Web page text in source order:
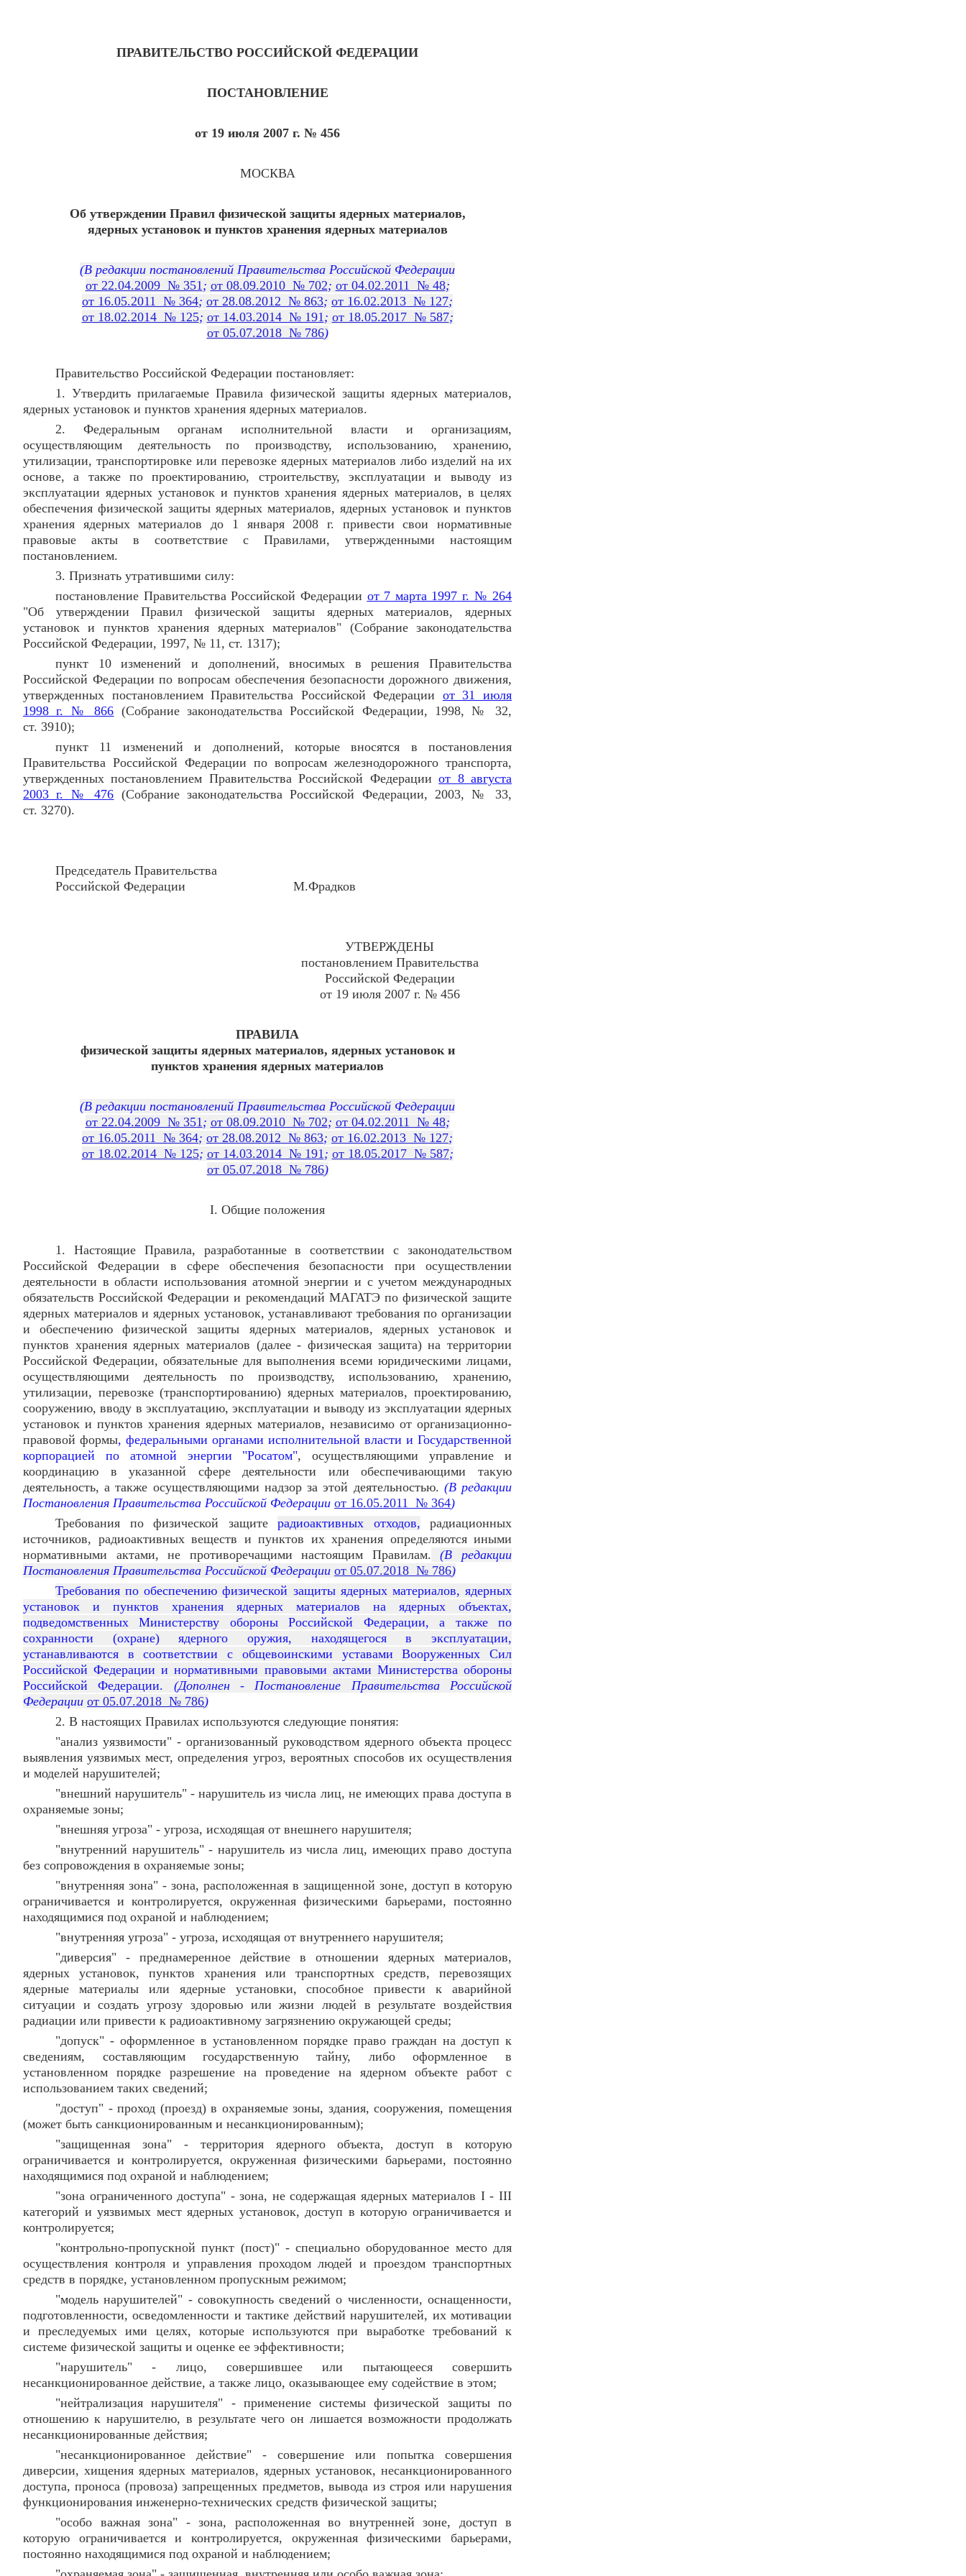
ПРАВИТЕЛЬСТВО РОССИЙСКОЙ ФЕДЕРАЦИИ
ПОСТАНОВЛЕНИЕ
от 19 июля 2007 г. № 456
МОСКВА
Об утверждении Правил физической защиты ядерных материалов,
ядерных установок и пунктов хранения ядерных материалов
(В редакции постановлений Правительства Российской Федерации
от 22.04.2009 № 351; от 08.09.2010 № 702; от 04.02.2011 № 48;
от 16.05.2011 № 364; от 28.08.2012 № 863; от 16.02.2013 № 127;
от 18.02.2014 № 125; от 14.03.2014 № 191; от 18.05.2017 № 587;
от 05.07.2018 № 786)
Правительство Российской Федерации постановляет:
1. Утвердить прилагаемые Правила физической защиты ядерных материалов,
ядерных установок и пунктов хранения ядерных материалов.
2. Федеральным органам исполнительной власти и организациям,
осуществляющим деятельность по производству, использованию, хранению,
утилизации, транспортировке или перевозке ядерных материалов либо изделий на их
основе, а также по проектированию, строительству, эксплуатации и выводу из
эксплуатации ядерных установок и пунктов хранения ядерных материалов, в целях
обеспечения физической защиты ядерных материалов, ядерных установок и пунктов
хранения ядерных материалов до 1 января 2008 г. привести свои нормативные
правовые акты в соответствие с Правилами, утвержденными настоящим
постановлением.
3. Признать утратившими силу:
постановление Правительства Российской Федерации от 7 марта 1997 г. № 264
"Об утверждении Правил физической защиты ядерных материалов, ядерных
установок и пунктов хранения ядерных материалов" (Собрание законодательства
Российской Федерации, 1997, № 11, ст. 1317);
пункт 10 изменений и дополнений, вносимых в решения Правительства
Российской Федерации по вопросам обеспечения безопасности дорожного движения,
утвержденных постановлением Правительства Российской Федерации от 31 июля
1998 г. № 866 (Собрание законодательства Российской Федерации, 1998, № 32,
ст. 3910);
пункт 11 изменений и дополнений, которые вносятся в постановления
Правительства Российской Федерации по вопросам железнодорожного транспорта,
утвержденных постановлением Правительства Российской Федерацииот 8 августа
2003 г. № 476 (Собрание законодательства Российской Федерации, 2003, № 33,
ст. 3270).
Председатель Правительства
Российской Федерации М.Фрадков
УТВЕРЖДЕНЫ
постановлением Правительства
Российской Федерации
от 19 июля 2007 г. № 456
ПРАВИЛА
физической защиты ядерных материалов, ядерных установок и
пунктов хранения ядерных материалов
(В редакции постановлений Правительства Российской Федерации
от 22.04.2009 № 351; от 08.09.2010 № 702; от 04.02.2011 № 48;
от 16.05.2011 № 364; от 28.08.2012 № 863; от 16.02.2013 № 127;
от 18.02.2014 № 125; от 14.03.2014 № 191; от 18.05.2017 № 587;
от 05.07.2018 № 786)
I. Общие положения
1. Настоящие Правила, разработанные в соответствии с законодательством
Российской Федерации в сфере обеспечения безопасности при осуществлении
деятельности в области использования атомной энергии и с учетом международных
обязательств Российской Федерации и рекомендаций МАГАТЭ по физической защите
ядерных материалов и ядерных установок, устанавливают требования по организации
и обеспечению физической защиты ядерных материалов, ядерных установок и
пунктов хранения ядерных материалов (далее - физическая защита) на территории
Российской Федерации, обязательные для выполнения всеми юридическими лицами,
осуществляющими деятельность по производству, использованию, хранению,
утилизации, перевозке (транспортированию) ядерных материалов, проектированию,
сооружению, вводу в эксплуатацию, эксплуатации и выводу из эксплуатации ядерных
установок и пунктов хранения ядерных материалов, независимо от организационно-
правовой формы, федеральными органами исполнительной власти и Государственной
корпорацией по атомной энергии "Росатом", осуществляющими управление и
координацию в указанной сфере деятельности или обеспечивающими такую
деятельность, а также осуществляющими надзор за этой деятельностью. (В редакции
Постановления Правительства Российской Федерации от 16.05.2011 № 364)
Требования по физической защите радиоактивных отходов, радиационных
источников, радиоактивных веществ и пунктов их хранения определяются иными
нормативными актами, не противоречащими настоящим Правилам. (В редакции
Постановления Правительства Российской Федерации от 05.07.2018 № 786)
Требования по обеспечению физической защиты ядерных материалов, ядерных
установок и пунктов хранения ядерных материалов на ядерных объектах,
подведомственных Министерству обороны Российской Федерации, а также по
сохранности (охране) ядерного оружия, находящегося в эксплуатации,
устанавливаются в соответствии с общевоинскими уставами Вооруженных Сил
Российской Федерации и нормативными правовыми актами Министерства обороны
Российской Федерации. (Дополнен - Постановление Правительства Российской
Федерации от 05.07.2018 № 786)
2. В настоящих Правилах используются следующие понятия:
"анализ уязвимости" - организованный руководством ядерного объекта процесс
выявления уязвимых мест, определения угроз, вероятных способов их осуществления
и моделей нарушителей;
"внешний нарушитель" - нарушитель из числа лиц, не имеющих права доступа в
охраняемые зоны;
"внешняя угроза" - угроза, исходящая от внешнего нарушителя;
"внутренний нарушитель" - нарушитель из числа лиц, имеющих право доступа
без сопровождения в охраняемые зоны;
"внутренняя зона" - зона, расположенная в защищенной зоне, доступ в которую
ограничивается и контролируется, окруженная физическими барьерами, постоянно
находящимися под охраной и наблюдением;
"внутренняя угроза" - угроза, исходящая от внутреннего нарушителя;
"диверсия" - преднамеренное действие в отношении ядерных материалов,
ядерных установок, пунктов хранения или транспортных средств, перевозящих
ядерные материалы или ядерные установки, способное привести к аварийной
ситуации и создать угрозу здоровью или жизни людей в результате воздействия
радиации или привести к радиоактивному загрязнению окружающей среды;
"допуск" - оформленное в установленном порядке право граждан на доступ к
сведениям, составляющим государственную тайну, либо оформленное в
установленном порядке разрешение на проведение на ядерном объекте работ с
использованием таких сведений;
"доступ" - проход (проезд) в охраняемые зоны, здания, сооружения, помещения
(может быть санкционированным и несанкционированным);
"защищенная зона" - территория ядерного объекта, доступ в которую
ограничивается и контролируется, окруженная физическими барьерами, постоянно
находящимися под охраной и наблюдением;
"зона ограниченного доступа" - зона, не содержащая ядерных материалов I - III
категорий и уязвимых мест ядерных установок, доступ в которую ограничивается и
контролируется;
"контрольно-пропускной пункт (пост)" - специально оборудованное место для
осуществления контроля и управления проходом людей и проездом транспортных
средств в порядке, установленном пропускным режимом;
"модель нарушителей" - совокупность сведений о численности, оснащенности,
подготовленности, осведомленности и тактике действий нарушителей, их мотивации
и преследуемых ими целях, которые используются при выработке требований к
системе физической защиты и оценке ее эффективности;
"нарушитель" - лицо, совершившее или пытающееся совершить
несанкционированное действие, а также лицо, оказывающее ему содействие в этом;
"нейтрализация нарушителя" - применение системы физической защиты по
отношению к нарушителю, в результате чего он лишается возможности продолжать
несанкционированные действия;
"несанкционированное действие" - совершение или попытка совершения
диверсии, хищения ядерных материалов, ядерных установок, несанкционированного
доступа, проноса (провоза) запрещенных предметов, вывода из строя или нарушения
функционирования инженерно-технических средств физической защиты;
"особо важная зона" - зона, расположенная во внутренней зоне, доступ в
которую ограничивается и контролируется, окруженная физическими барьерами,
постоянно находящимися под охраной и наблюдением;